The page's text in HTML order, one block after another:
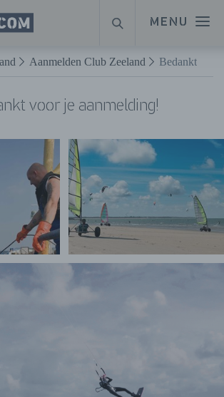
MENU
ZOEKEN
Aanmelden Club Zeeland Bedankt
voor je aanmelding!